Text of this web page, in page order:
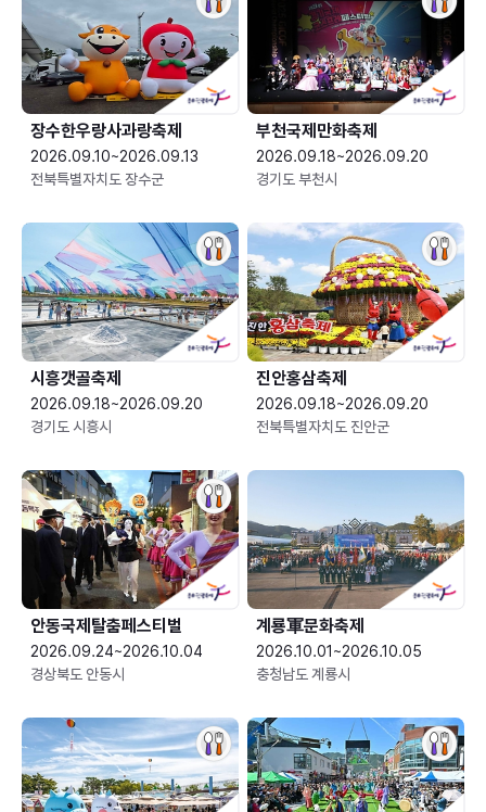
장수한우랑사과랑축제
2026.09.10~2026.09.13
전북특별자치도 장수군
부천국제만화축제
2026.09.18~2026.09.20
경기도 부천시
시흥갯골축제
2026.09.18~2026.09.20
경기도 시흥시
진안홍삼축제
2026.09.18~2026.09.20
전북특별자치도 진안군
안동국제탈춤페스티벌
2026.09.24~2026.10.04
경상북도 안동시
2026.10.01~2026.10.05
충청남도 계룡시